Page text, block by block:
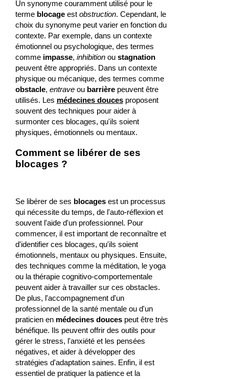
Un synonyme couramment utilisé pour le
terme blocageest obstruction. Cependant, le
choix du synonyme peut varier en fonction du
contexte. Par exemple, dans un contexte
émotionnel ou psychologique, des termes
comme impasse, inhibitionou stagnation
peuvent être appropriés. Dans un contexte
physique ou mécanique, des termes comme
obstacle, entraveou barrièrepeuvent être
utilisés. Les médecines doucesproposent
souvent des techniques pour aider à
surmonter ces blocages, qu'ils soient
physiques, émotionnels ou mentaux.
Comment se libérer de ses
blocages ?
Se libérer de ses blocagesest un processus
qui nécessite du temps, de l'auto-réflexion et
souvent l'aide d'un professionnel. Pour
commencer, il est important de reconnaître et
d'identifier ces blocages, qu'ils soient
émotionnels, mentaux ou physiques. Ensuite,
des techniques comme la méditation, le yoga
ou la thérapie cognitivo-comportementale
peuvent aider à travailler sur ces obstacles.
De plus, l'accompagnement d'un
professionnel de la santé mentale ou d'un
praticien en médecines doucespeut être très
bénéfique. Ils peuvent offrir des outils pour
gérer le stress, l'anxiété et les pensées
négatives, et aider à développer des
stratégies d'adaptation saines. Enfin, il est
essentiel de pratiquer la patience et la